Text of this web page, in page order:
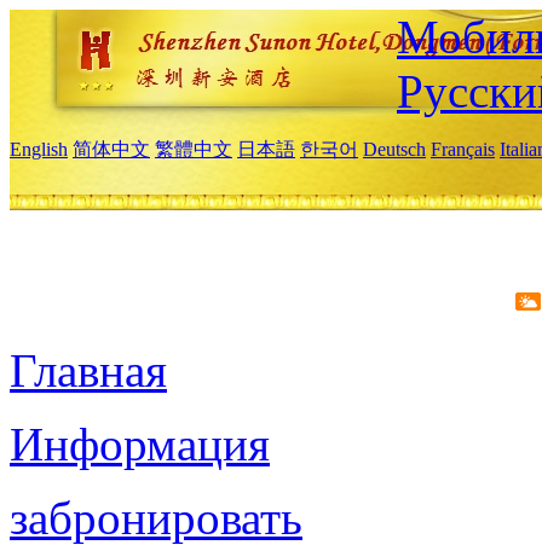
English 简体中文 繁體中文 日本語 한국어 Deutsch Français
Главная
Информация
забронировать